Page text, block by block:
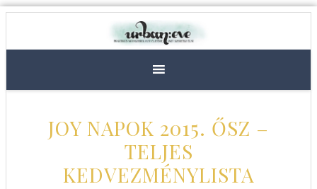
JOY NAPOK 2015. ŐSZ –
TELJES
KEDVEZMÉNYLISTA